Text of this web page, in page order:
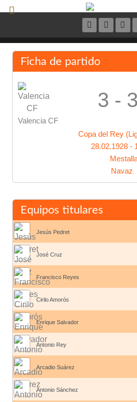
Ficha de partido
Valencia CF
3 - 3
Copa del Rey
28.02.1928 -
Navaz
Equipos titulares
Jesús Pedret
José Cruz
Francisco Reyes
Cirilo Amorós
Enrique Salvador
Antonio Rey
Arcadio Suárez
Antonio Sánchez